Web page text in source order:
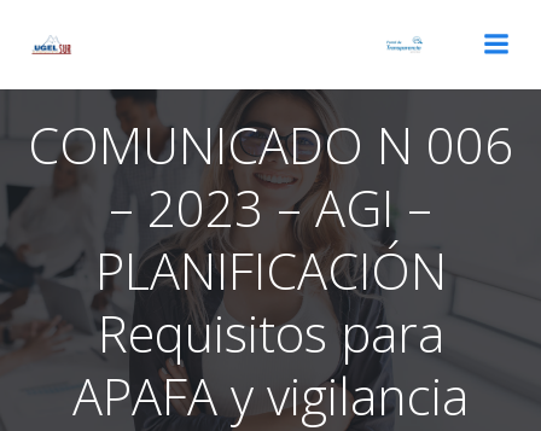
COMUNICADO N 006
– 2023 – AGI –
PLANIFICACIÓN
Requisitos para
APAFA y vigilancia